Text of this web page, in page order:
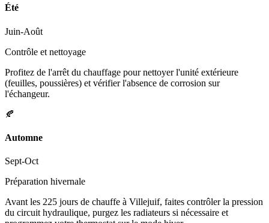
Été
Juin-Août
Contrôle et nettoyage
Profitez de l'arrêt du chauffage pour nettoyer l'unité extérieure
(feuilles, poussières) et vérifier l'absence de corrosion sur
l'échangeur.
🍂
Automne
Sept-Oct
Préparation hivernale
Avant les 225 jours de chauffe à Villejuif, faites contrôler la pression
du circuit hydraulique, purgez les radiateurs si nécessaire et